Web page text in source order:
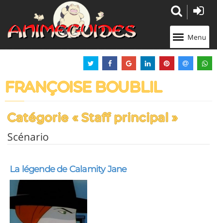
Menu
FRANÇOISE BOUBLIL
Catégorie « Staff principal »
Scénario
La légende de Calamity Jane
Panneau de gestion des cookies